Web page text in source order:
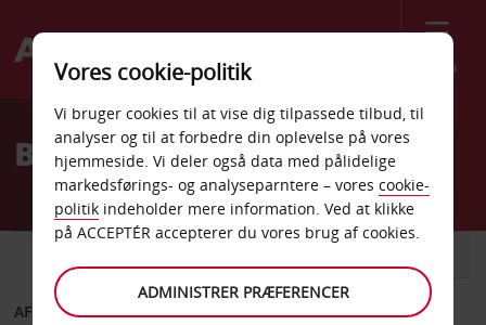
Menu
Welcome
AvisBilleje Salta Centrum
AFHENT FRA
Vores cookie-politik
Vi bruger cookies til at vise dig tilpassede tilbud, til
analyser og til at forbedre din oplevelse på vores
hjemmeside. Vi deler også data med pålidelige
markedsførings- og analyseparntere – vores cookie-
politik indeholder mere information. Ved at klikke
på ACCEPTÉR accepterer du vores brug af cookies.
ADMINISTRER PRÆFERENCER